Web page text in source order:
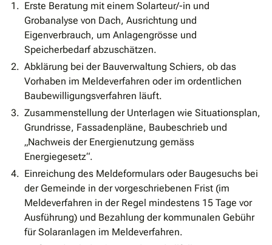
Erste Beratung mit einem Solarteur/-in und
Grobanalyse von Dach, Ausrichtung und
Eigenverbrauch, um Anlagengrösse und
Speicherbedarf abzuschätzen.
Abklärung bei der Bauverwaltung Schiers, ob das
Vorhaben im Meldeverfahren oder im ordentlichen
Baubewilligungsverfahren läuft.
Zusammenstellung der Unterlagen wie Situationsplan,
Grundrisse, Fassadenpläne, Baubeschrieb und
„Nachweis der Energienutzung gemäss
Energiegesetz“.
Einreichung des Meldeformulars oder Baugesuchs bei
der Gemeinde in der vorgeschriebenen Frist (im
Meldeverfahren in der Regel mindestens 15 Tage vor
Ausführung) und Bezahlung der kommunalen Gebühr
für Solaranlagen im Meldeverfahren.